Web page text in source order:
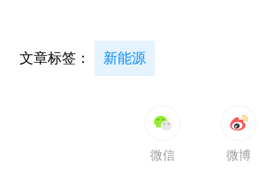
文章标签： 新能源
微信 微博